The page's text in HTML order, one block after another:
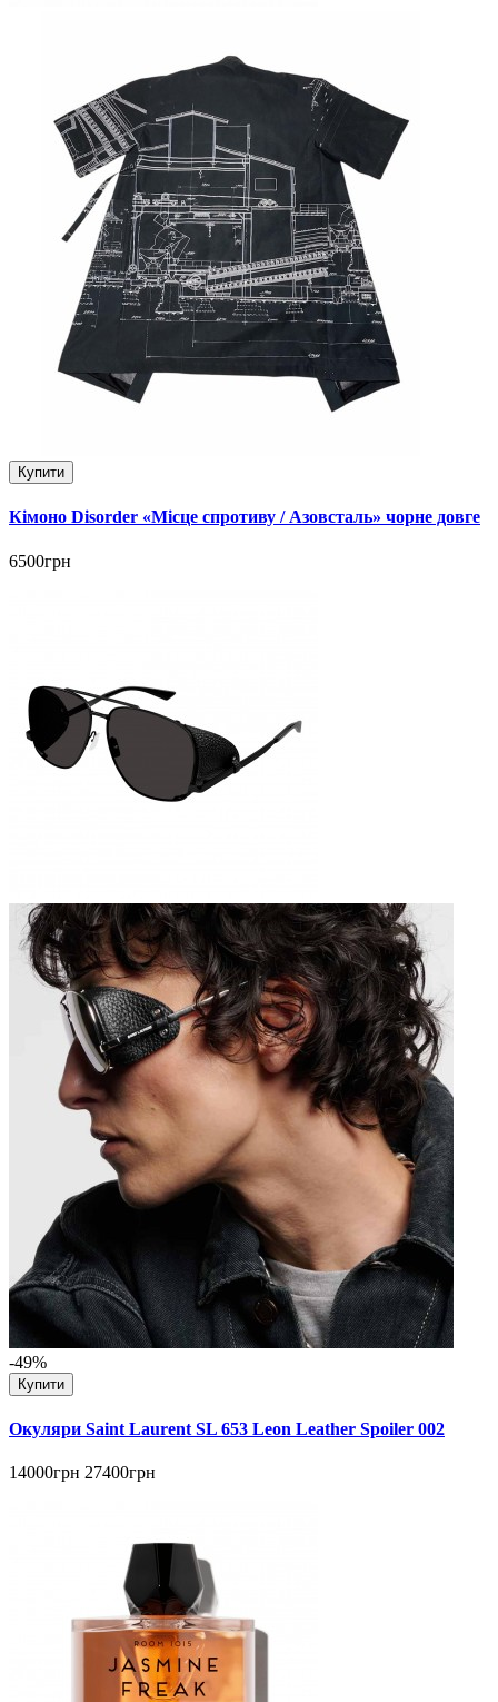
Купити
Кімоно Disorder «Місце спротиву / Азовсталь» чорне довге
6500грн
-49%
Купити
Окуляри Saint Laurent SL 653 Leon Leather Spoiler 002
14000грн 27400грн